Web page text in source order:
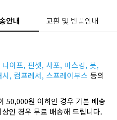
안내 교환 및 반품안내
나이프, 핀셋, 사포, 마스킹, 붓,
시, 컴프레서, 스프레이부스 등의
50,000원 이하인 경우 기본 배송
인 경우 무료 배송해 드립니다.